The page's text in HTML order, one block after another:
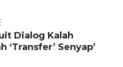
Dialog Kalah
‘Transfer’ Senyap’